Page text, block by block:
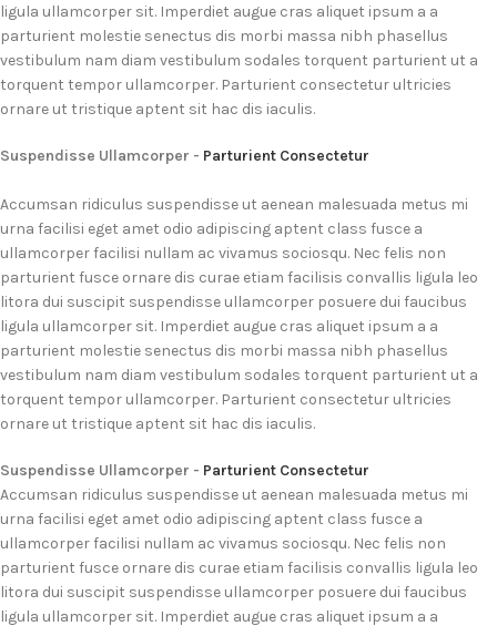
ligula ullamcorper sit. Imperdiet augue cras aliquet ipsum a a
parturient molestie senectus dis morbi massa nibh phasellus
vestibulum nam diam vestibulum sodales torquent parturient ut a
torquent tempor ullamcorper. Parturient consectetur ultricies
ornare ut tristique aptent sit hac dis iaculis.
Suspendisse Ullamcorper - Parturient Consectetur
Accumsan ridiculus suspendisse ut aenean malesuada metus mi
urna facilisi eget amet odio adipiscing aptent class fusce a
ullamcorper facilisi nullam ac vivamus sociosqu. Nec felis non
parturient fusce ornare dis curae etiam facilisis convallis ligula leo
litora dui suscipit suspendisse ullamcorper posuere dui faucibus
ligula ullamcorper sit. Imperdiet augue cras aliquet ipsum a a
parturient molestie senectus dis morbi massa nibh phasellus
vestibulum nam diam vestibulum sodales torquent parturient ut a
torquent tempor ullamcorper. Parturient consectetur ultricies
ornare ut tristique aptent sit hac dis iaculis.
Suspendisse Ullamcorper - Parturient Consectetur
Accumsan ridiculus suspendisse ut aenean malesuada metus mi
urna facilisi eget amet odio adipiscing aptent class fusce a
ullamcorper facilisi nullam ac vivamus sociosqu. Nec felis non
parturient fusce ornare dis curae etiam facilisis convallis ligula leo
litora dui suscipit suspendisse ullamcorper posuere dui faucibus
ligula ullamcorper sit. Imperdiet augue cras aliquet ipsum a a